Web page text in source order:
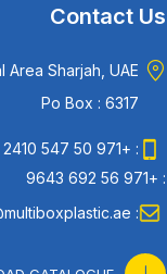
Contact Us
Area Sharjah, UAE.
Po Box : 6317
: +971 50 547 2410
: +971 56 692 9643
: Info@multiboxplastic.ae